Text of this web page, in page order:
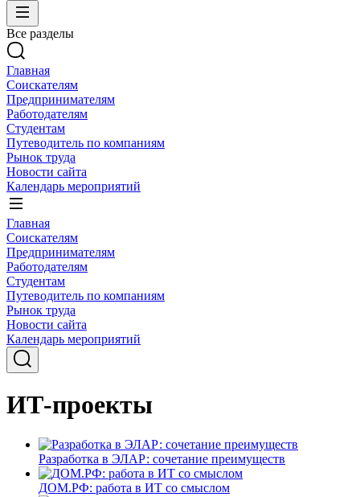
Все разделы
Главная
Соискателям
Предпринимателям
Работодателям
Студентам
Путеводитель по компаниям
Рынок труда
Новости сайта
Календарь мероприятий
Главная
Соискателям
Предпринимателям
Работодателям
Студентам
Путеводитель по компаниям
Рынок труда
Новости сайта
Календарь мероприятий
ИТ-проекты
Разработка в ЭЛАР: сочетание преимуществ
ДОМ.РФ: работа в ИТ со смыслом